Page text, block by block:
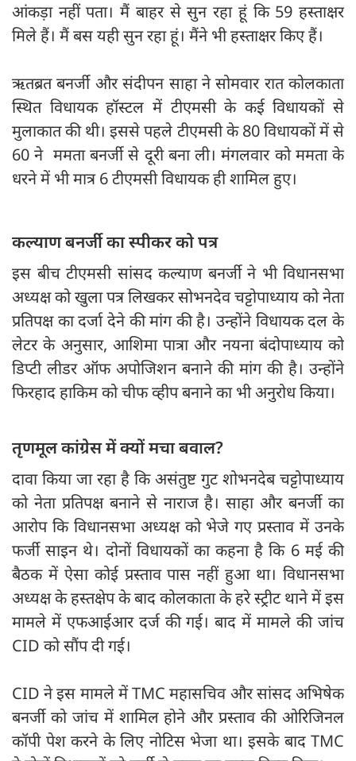
आंकड़ा नहीं पता। मैं बाहर से सुन रहा हूं कि 59 हस्ताक्षर
मिले हैं। मैं बस यही सुन रहा हूं। मैंने भी हस्ताक्षर किए हैं।
ऋतब्रत बनर्जी और संदीपन साहा ने सोमवार रात कोलकाता
स्थित विधायक हॉस्टल में टीएमसी के कई विधायकों से
मुलाकात की थी। इससे पहले टीएमसी के 80 विधायकों में से
60 ने ममता बनर्जी से दूरी बना ली। मंगलवार को ममता के
धरने में भी मात्र 6 टीएमसी विधायक ही शामिल हुए।
कल्याण बनर्जी का स्पीकर को पत्र
इस बीच टीएमसी सांसद कल्याण बनर्जी ने भी विधानसभा
अध्यक्ष को खुला पत्र लिखकर सोभनदेव चट्टोपाध्याय को नेता
प्रतिपक्ष का दर्जा देने की मांग की है। उन्होंने विधायक दल के
लेटर के अनुसार, आशिमा पात्रा और नयना बंदोपाध्याय को
डिप्टी लीडर ऑफ अपोजिशन बनाने की मांग की है। उन्होंने
फिरहाद हाकिम को चीफ व्हीप बनाने का भी अनुरोध किया।
तृणमूल कांग्रेस में क्यों मचा बवाल?
दावा किया जा रहा है कि असंतुष्ट गुट शोभनदेब चट्टोपाध्याय
को नेता प्रतिपक्ष बनाने से नाराज है। साहा और बनर्जी का
आरोप कि विधानसभा अध्यक्ष को भेजे गए प्रस्ताव में उनके
फर्जी साइन थे। दोनों विधायकों का कहना है कि 6 मई की
बैठक में ऐसा कोई प्रस्ताव पास नहीं हुआ था। विधानसभा
अध्यक्ष के हस्तक्षेप के बाद कोलकाता के हरे स्ट्रीट थाने में इस
मामले में एफआईआर दर्ज की गई। बाद में मामले की जांच
CID को सौंप दी गई।
CID ने इस मामले में TMC महासचिव और सांसद अभिषेक
बनर्जी को जांच में शामिल होने और प्रस्ताव की ओरिजिनल
कॉपी पेश करने के लिए नोटिस भेजा था। इसके बाद TMC